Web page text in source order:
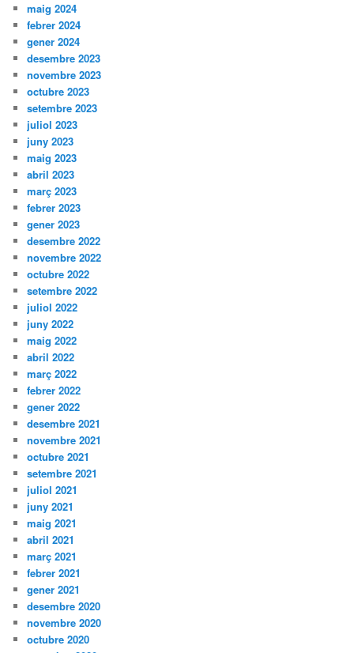
maig 2024
febrer 2024
gener 2024
desembre 2023
novembre 2023
octubre 2023
setembre 2023
juliol 2023
juny 2023
maig 2023
abril 2023
març 2023
febrer 2023
gener 2023
desembre 2022
novembre 2022
octubre 2022
setembre 2022
juliol 2022
juny 2022
maig 2022
abril 2022
març 2022
febrer 2022
gener 2022
desembre 2021
novembre 2021
octubre 2021
setembre 2021
juliol 2021
juny 2021
maig 2021
abril 2021
març 2021
febrer 2021
gener 2021
desembre 2020
novembre 2020
octubre 2020